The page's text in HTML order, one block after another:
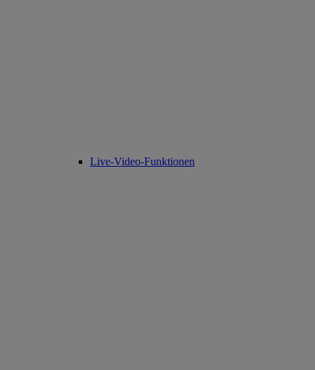
Live-Video-Funktionen